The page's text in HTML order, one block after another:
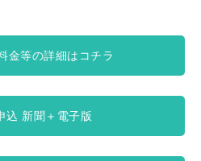
金等の詳細はコチラ
込 新聞＋電子版